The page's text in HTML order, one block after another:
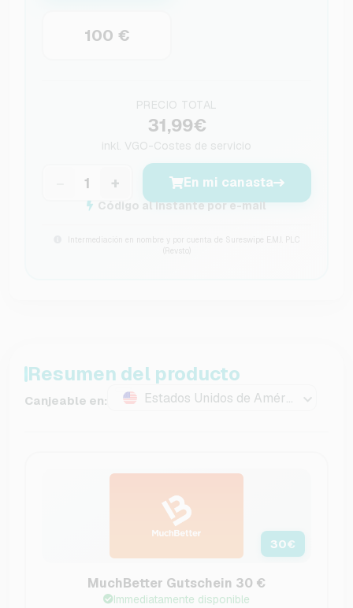
100 €
PRECIO TOTAL
31,99€
inkl. VGO-Costes de servicio
+ En mi canasta
Código al instante por e-mail
Intermediación en nombre y por cuenta de Sureswipe E.M.I. PLC
(Revsto)
Resumen del producto
Canjeable en: Estados Unidos de América
30€
MuchBetter Gutschein 30 €
Immediatamente disponible